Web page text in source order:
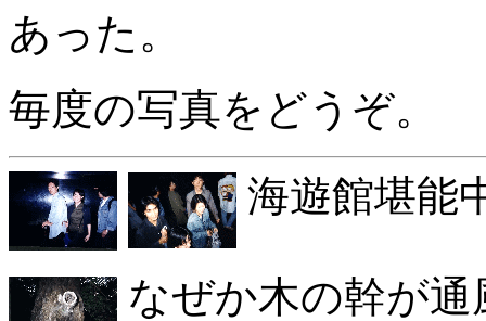
あった。
毎度の写真をどうぞ。
海遊館堪能
なぜか木の幹が通